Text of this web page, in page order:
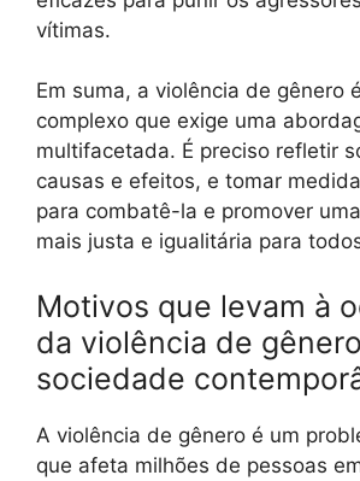
vítimas.
Em suma, a violência de gênero
complexo que exige uma
multifacetada. É preciso refletir
causas e efeitos, e tomar
para combatê-la e promover
mais justa e igualitária para
Motivos que levam à
da violência de
sociedade
A violência de gênero é um
que afeta milhões de pessoas